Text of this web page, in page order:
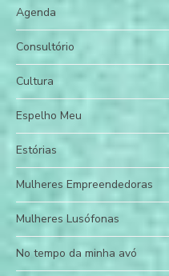
Agenda
Consultório
Cultura
Espelho Meu
Estórias
Mulheres Empreendedoras
Mulheres Lusófonas
No tempo da minha avó